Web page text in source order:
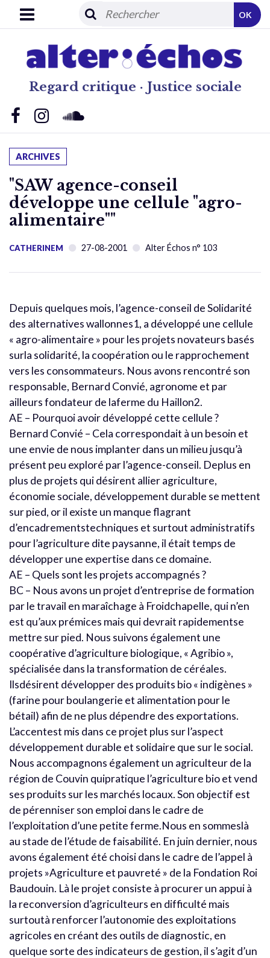
Regard critique · Justice sociale
OK
ARCHIVES
"SAW agence-conseil
développe une cellule "agro-
alimentaire""
CATHERINEM 27-08-2001 Alter Échos n° 103
Depuis quelques mois, l’agence-conseil de Solidarité
des alternatives wallonnes1, a développé une cellule
« agro-alimentaire » pour les projets novateurs basés
surla solidarité, la coopération ou le rapprochement
vers les consommateurs. Nous avons rencontré son
responsable, Bernard Convié, agronome et par
ailleurs fondateur de laferme du Haillon2.
AE – Pourquoi avoir développé cette cellule ?
Bernard Convié – Cela correspondait à un besoin et
une envie de nous implanter dans un milieu jusqu’à
présent peu exploré par l’agence-conseil. Deplus en
plus de projets qui désirent allier agriculture,
économie sociale, développement durable se mettent
sur pied, or il existe un manque flagrant
d’encadrementstechniques et surtout administratifs
pour l’agriculture dite paysanne, il était temps de
développer une expertise dans ce domaine.
AE – Quels sont les projets accompagnés ?
BC – Nous avons un projet d’entreprise de formation
par le travail en maraîchage à Froidchapelle, qui n’en
est qu’aux prémices mais qui devrait rapidementse
mettre sur pied. Nous suivons également une
coopérative d’agriculture biologique, « Agribio »,
spécialisée dans la transformation de céréales.
Ilsdésirent développer des produits bio « indigènes »
(farine pour boulangerie et alimentation pour le
bétail) afin de ne plus dépendre des exportations.
L’accentest mis dans ce projet plus sur l’aspect
développement durable et solidaire que sur le social.
Nous accompagnons également un agriculteur de la
région de Couvin quipratique l’agriculture bio et vend
ses produits sur les marchés locaux. Son objectif est
de pérenniser son emploi dans le cadre de
l’exploitation d’une petite ferme.Nous en sommeslà
au stade de l’étude de faisabilité. En juin dernier, nous
avons également été choisi dans le cadre de l’appel à
projets »Agriculture et pauvreté » de la Fondation Roi
Baudouin. Là le projet consiste à procurer un appui à
la reconversion d’agriculteurs en difficulté mais
surtoutà renforcer l’autonomie des exploitations
agricoles en créant des outils de diagnostic, en
quelque sorte des indicateurs de gestion, il s’agit d’un